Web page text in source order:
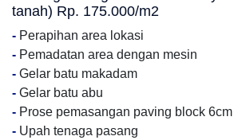
tanah) Rp. 175.000/m2
- Perapihan area lokasi
- Pemadatan area dengan mesin
- Gelar batu makadam
- Gelar batu abu
- Prose pemasangan paving block 6cm
- Upah tenaga pasang